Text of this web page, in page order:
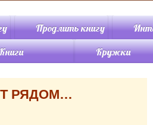
Продлить книгу
Кружки
РЯДОМ…